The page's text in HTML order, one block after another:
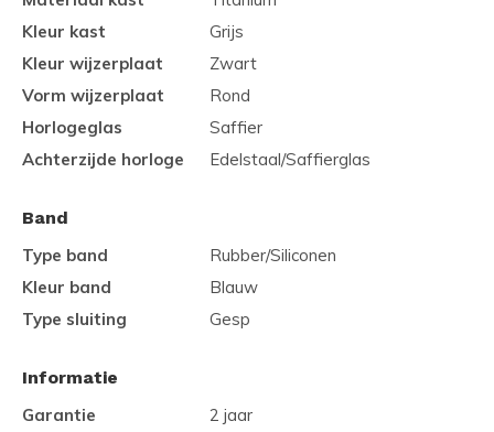
Kleur kast
Grijs
Kleur wijzerplaat
Zwart
Vorm wijzerplaat
Rond
Horlogeglas
Saffier
Achterzijde horloge
Edelstaal/Saffierglas
Band
Type band
Rubber/Siliconen
Kleur band
Blauw
Type sluiting
Gesp
Informatie
Garantie
2 jaar